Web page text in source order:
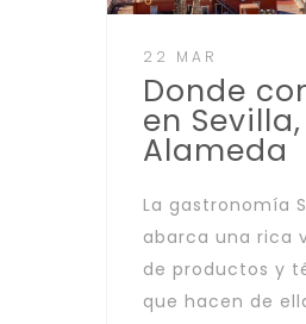
22 MAR
Donde
en Sevilla,
Alameda
La gastronomía
abarca una rica
de productos y
que hacen de